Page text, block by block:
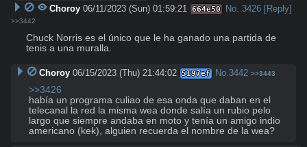
Choroy 06/11/2023 (Sun) 01:59:21 664e50 No. 3426 [Reply]
>>3442
Chuck Norris es el único que le ha ganado una partida de
tenis a una muralla.
Choroy 06/15/2023 (Thu) 21:44:02 5197ef No. 3442 >>3443
>>3426
había un programa culiao de esa onda que daban en el
telecanal la red la misma wea donde salía un rubio pelo
largo que siempre andaba en moto y tenía un amigo indio
americano (kek), alguien recuerda el nombre de la wea?